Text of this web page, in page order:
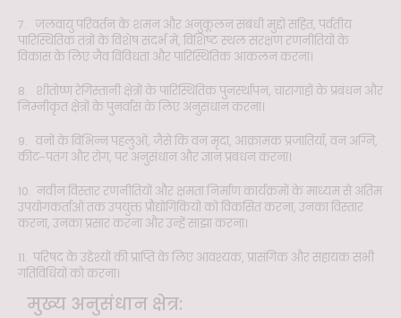
7. जलवायु परिवर्तन के शमन और अनुकूलन संबंधी मुद्दों सहित, पर्वतीय
पारिस्थितिक तंत्रों के विशेष संदर्भ में, विशिष्ट स्थल संरक्षण रणनीतियों के
विकास के लिए जैव विविधता और पारिस्थितिक आकलन करना।
8. शीतोष्ण रेगिस्तानी क्षेत्रों के पारिस्थितिक पुनर्स्थापन, चारागाहों के प्रबंधन और
निम्नीकृत क्षेत्रों के पुनर्वास के लिए अनुसंधान करना।
9. वनों के विभिन्न पहलुओं, जैसे कि वन मृदा, आक्रामक प्रजातियाँ, वन अग्नि,
कीट-पतंग और रोग, पर अनुसंधान और ज्ञान प्रबंधन करना।
10. नवीन विस्तार रणनीतियों और क्षमता निर्माण कार्यक्रमों के माध्यम से अंतिम
उपयोगकर्ताओं तक उपयुक्त प्रौद्योगिकियों को विकसित करना, उनका विस्तार
करना, उनका प्रसार करना और उन्हें साझा करना।
11. परिषद के उद्देश्यों की प्राप्ति के लिए आवश्यक, प्रासंगिक और सहायक सभी
गतिविधियों को करना।
मुख्य अनुसंधान क्षेत्र: